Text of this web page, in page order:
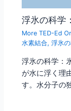
浮氷の科学
More TED-Ed
水素結合,浮氷
浮氷の科学：
が水に浮く理
す。水分子の